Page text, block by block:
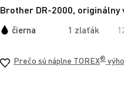
Brother DR-2000, originálny
čierna 1 zlaťák
Prečo sú náplne TOREX®